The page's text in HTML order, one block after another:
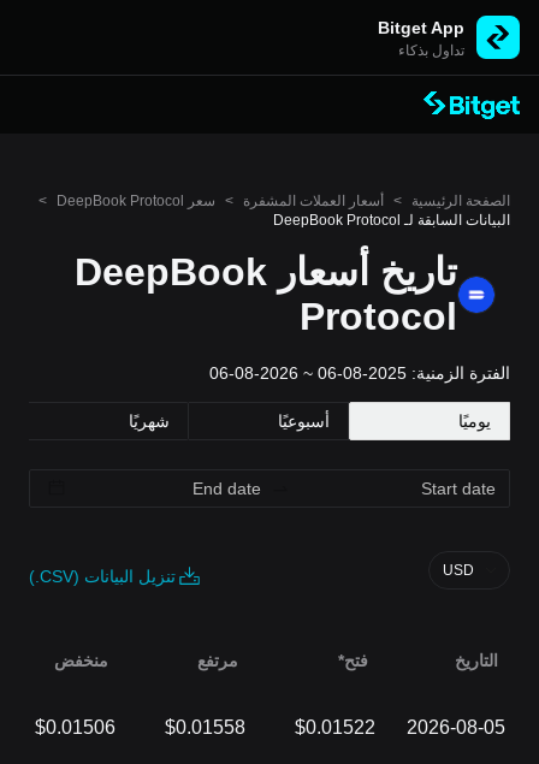
Bitget App
تداول بذكاء
الصفحة الرئيسية > أسعار العملات المشفرة > سعر DeepBook Protocol
>
البيانات السابقة لـ DeepBook Protocol
تاريخ أسعار DeepBook
Protocol
الفترة الزمنية: 2025-08-06 ~ 2026-08-06
يوميًا أسبوعيًا شهريًا
تنزيل البيانات (CSV.) USD
التاريخ فتح* مرتفع منخفض
2026-08-05
$0.01522
$0.01558
$0.01506